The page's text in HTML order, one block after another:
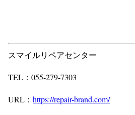
スマイルリペアセンター
TEL：055-279-7303
URL： https://repair-brand.com/